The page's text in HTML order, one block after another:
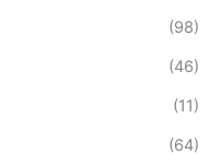
(98)
(46)
(11)
(64)